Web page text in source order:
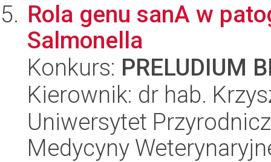
Rola genu sanA w
Salmonella
Konkurs: PRELUDIUM
Kierownik: dr hab.
Uniwersytet
Medycyny